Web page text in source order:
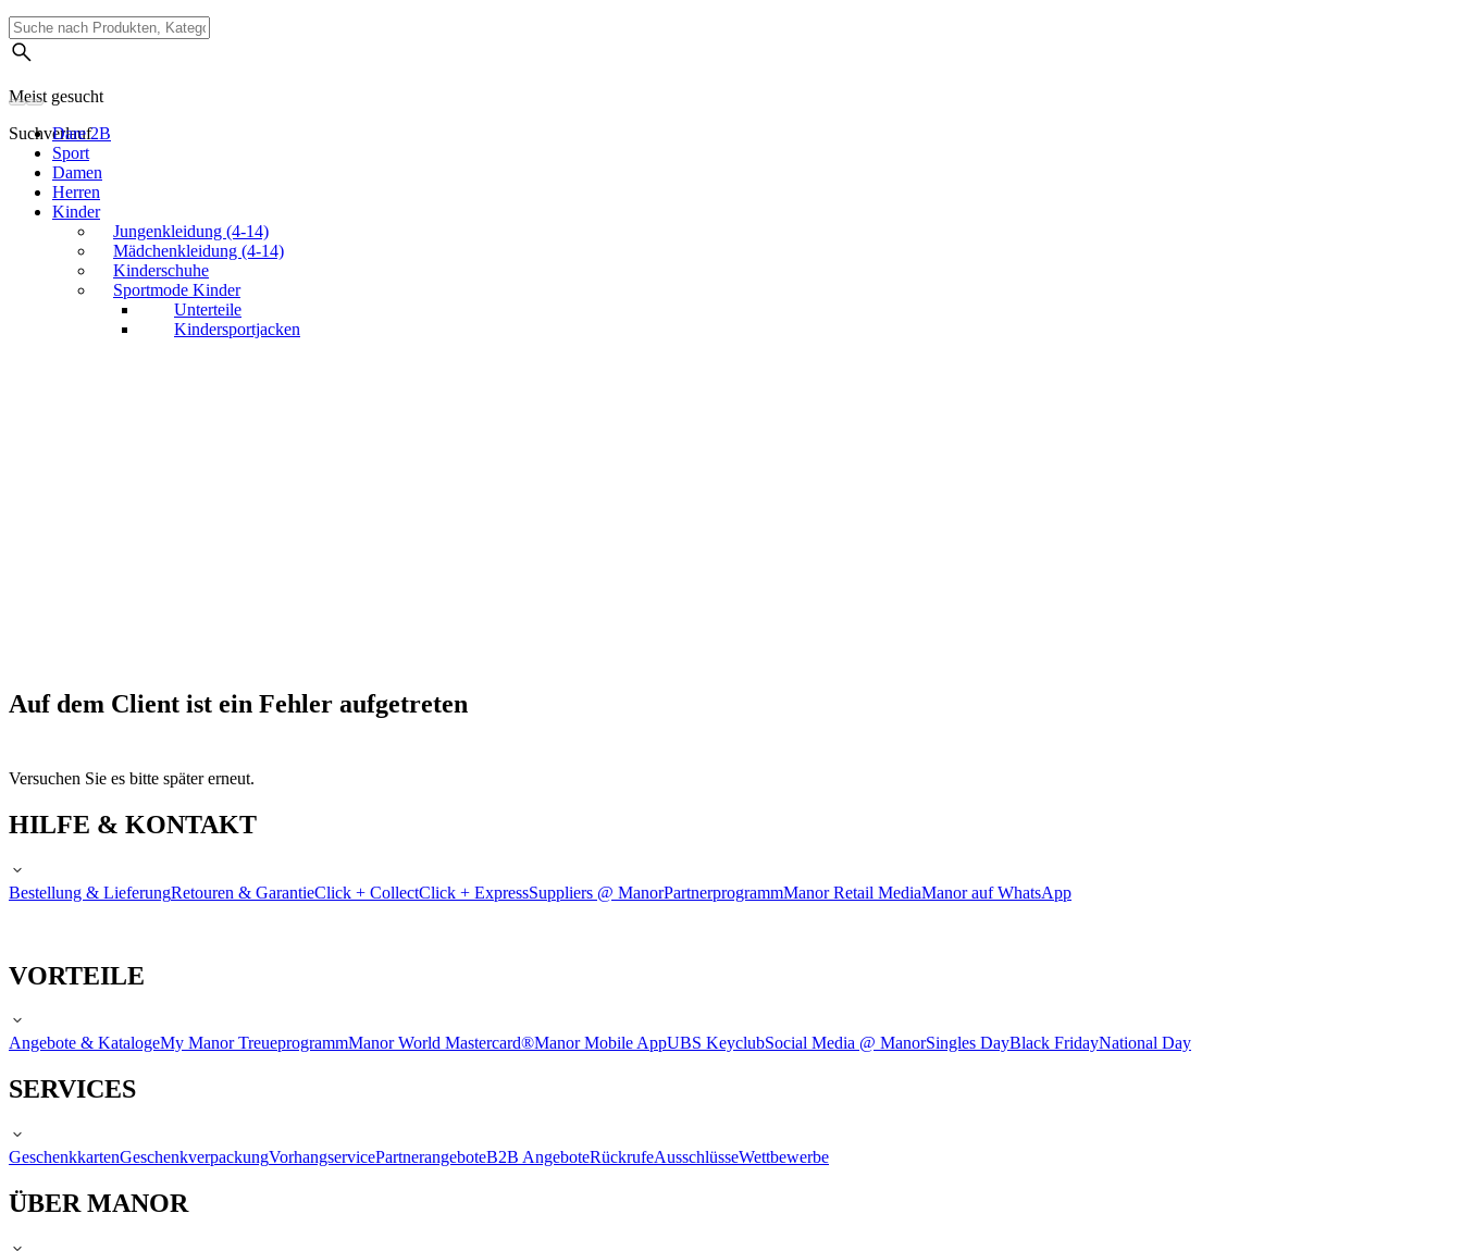
Meist gesucht
Suchverlauf
Dare 2B
Sport
Damen
Herren
Kinder
Jungenkleidung (4-14)
Mädchenkleidung (4-14)
Kinderschuhe
Sportmode Kinder
Unterteile
Kindersportjacken
Auf dem Client ist ein Fehler aufgetreten
Versuchen Sie es bitte später erneut.
HILFE & KONTAKT
Bestellung & LieferungRetouren & GarantieClick + CollectClick + ExpressSuppliers @ ManorPartnerprogrammManor Retail MediaManor auf WhatsApp
VORTEILE
Angebote & KatalogeMy Manor TreueprogrammManor World Mastercard®Manor Mobile AppUBS KeyclubSocial Media @ ManorSingles DayBlack FridayNational Day
SERVICES
GeschenkkartenGeschenkverpackungVorhangservicePartnerangeboteB2B AngeboteRückrufeAusschlüsseWettbewerbe
ÜBER MANOR